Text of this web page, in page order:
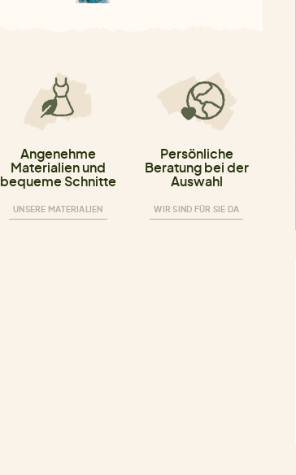
Angenehme
Materialien und
bequeme Schnitte
UNSERE MATERIALIEN
Persönliche
Beratung bei der
Auswahl
WIR SIND FÜR SIE DA